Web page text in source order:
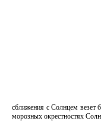
сближения с Солнцем везет
морозных окрестностях